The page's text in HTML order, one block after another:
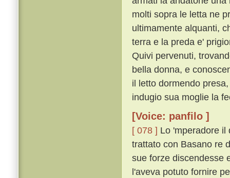
molti sopra le letta ne
ultimamente alquanti,
terra e la preda e'
Quivi pervenuti,
bella donna, e
il letto dormendo
indugio sua moglie la
[Voice: panfilo ]
[ 078 ] Lo 'mperadore il
trattato con Basano re
sue forze discendesse
l'aveva potuto fornire